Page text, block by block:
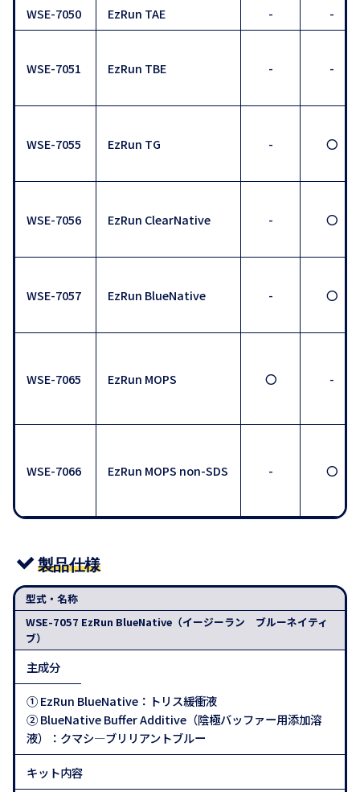
WSE-7050 EzRun TAE - -
WSE-7051 EzRun TBE - -
WSE-7055 EzRun TG - 〇
WSE-7056 EzRun ClearNative - 〇
WSE-7057 EzRun BlueNative - 〇
WSE-7065 EzRun MOPS 〇 -
WSE-7066 EzRun MOPS non-SDS - 〇
製品仕様
型式・名称
WSE-7057 EzRun BlueNative（イージーラン ブルーネイティ
ブ）
主成分
① EzRun BlueNative：トリス緩衝液
② BlueNative Buffer Additive（陰極バッファー用添加溶
液）：クマシ―ブリリアントブルー
キット内容